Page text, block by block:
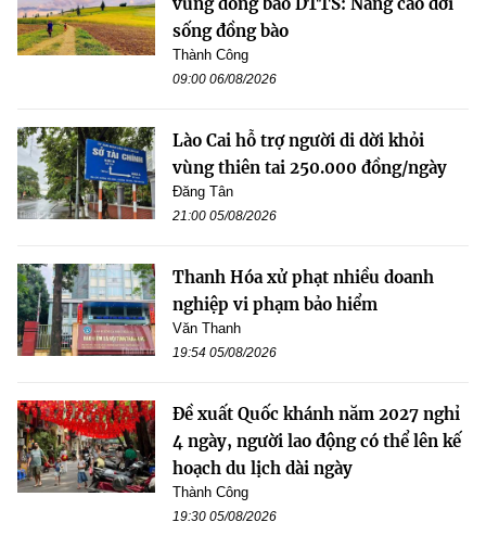
sống đồng bào
Thành Công
09:00 06/08/2026
Lào Cai hỗ trợ người di dời khỏi
vùng thiên tai 250.000 đồng/ngày
Đăng Tân
21:00 05/08/2026
Thanh Hóa xử phạt nhiều doanh
nghiệp vi phạm bảo hiểm
Văn Thanh
19:54 05/08/2026
Đề xuất Quốc khánh năm 2027 nghỉ
4 ngày, người lao động có thể lên kế
hoạch du lịch dài ngày
Thành Công
19:30 05/08/2026